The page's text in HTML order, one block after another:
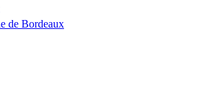
de Bordeaux